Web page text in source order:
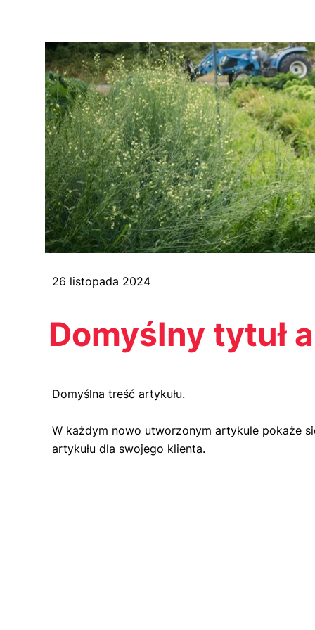
26 listopada 2024
Domyślny tytuł
Domyślna treść artykułu.
W każdym nowo utworzonym artykule pokaże
artykułu dla swojego klienta.